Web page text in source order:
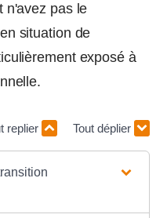
n'avez pas le
situation de
exposé à
replier Tout déplier